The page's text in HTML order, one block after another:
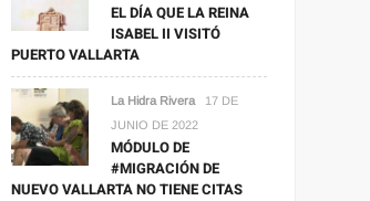
EL DÍA QUE LA REINA
ISABEL II VISITÓ
PUERTO VALLARTA
La Hidra Rivera
17 DE
JUNIO DE 2022
MÓDULO DE
#MIGRACIÓN DE
NUEVO VALLARTA NO TIENE CITAS